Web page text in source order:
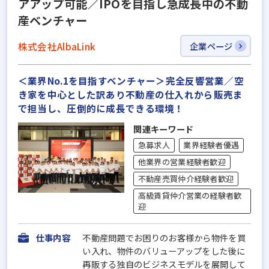
アアップ可能／IPOを目指し急成長中の不動
産ベンチャー
株式会社AlbaLink 企業ページ
＜業界No.1を目指すベンチャー＞完全反響営業／空
き家を中心とした訳あり不動産の仕入れから販売ま
で担当し、圧倒的に成長できる環境！
関連キーワード
急募求人
業界経験者優遇
他業界の営業経験者歓迎
不動産売買仲介経験者歓迎
高級賃貸仲介営業の経験者歓
迎
仕事内容
不動産問題でお困りのお客様から物件を買
い入れ、物件のバリューアップをした後に
再販する独自のビジネスモデルを展開して